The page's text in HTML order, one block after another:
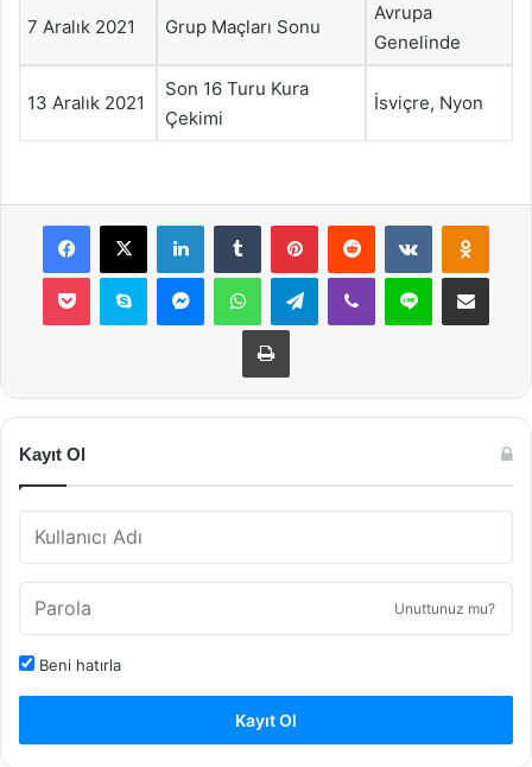
7 Aralık 2021 Grup Maçları Sonu
Avrupa
Genelinde
13 Aralık 2021
Son 16 Turu Kura
Çekimi
İsviçre, Nyon
Facebook
X LinkedInTumblr PinterestReddit VKontakte
Pocket Skype MessengerWhatsAppTelegramViber Line E-Posta ile
Yazdır
Kayıt Ol
Unuttunuz mu?
Beni hatırla
Kayıt Ol